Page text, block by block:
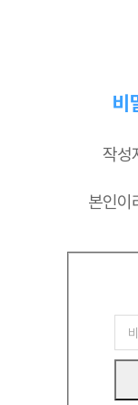
비
작성
본인이